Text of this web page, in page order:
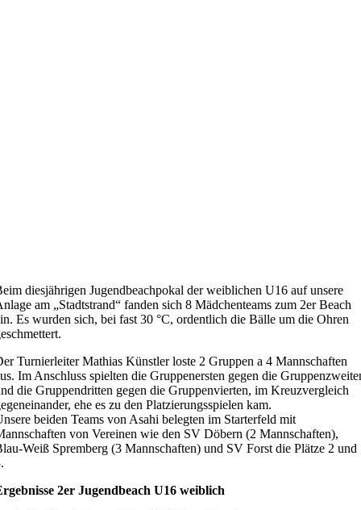
diesjährigen Jugendbeachpokal der weiblichen U16 auf unsere
am „Stadtstrand“ fanden sich 8 Mädchenteams zum 2er Beach
Es wurden sich, bei fast 30 °C, ordentlich die Bälle um die Ohren
Turnierleiter Mathias Künstler loste 2 Gruppen a 4 Mannschaften
Im Anschluss spielten die Gruppenersten gegen die
die Gruppendritten gegen die Gruppenvierten, im Kreuzvergleich
ehe es zu den Platzierungsspielen kam.
beiden Teams von Asahi belegten im Starterfeld mit
von Vereinen wie den SV Döbern (2 Mannschaften),
Weiß Spremberg (3 Mannschaften) und SV Forst die Plätze 2 und
2er Jugendbeach U16 weiblich